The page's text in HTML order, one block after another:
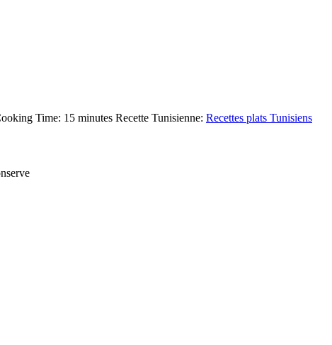
Time: 15 minutes Recette Tunisienne: Recettes plats Tunisiens